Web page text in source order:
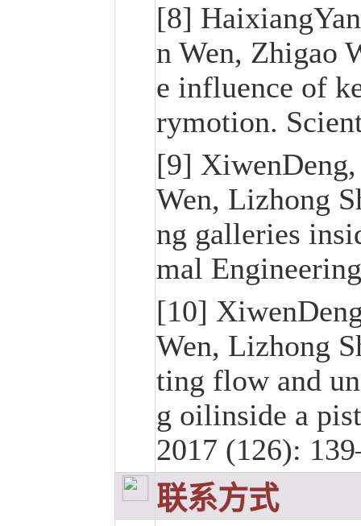
[8]
n Wen, Zhigao
e influence of
rymotion.
[9]
Wen, Lizhong
ng galleries
mal
[10]
Wen, Lizhong
ting flow and
g oilinside a
2017 (126):
联系方式